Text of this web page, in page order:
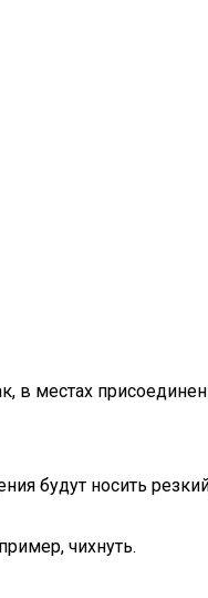
в местах
будут носить
чихнуть.